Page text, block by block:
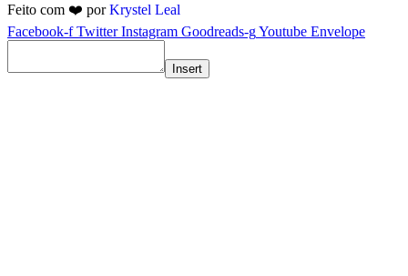
Feito com ❤️ porKrystel Leal
Facebook-f Twitter Instagram Goodreads-gYoutube Envelope
Insert